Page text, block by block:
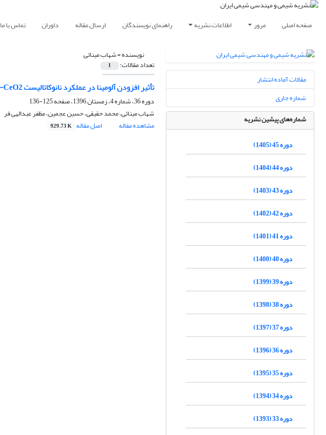
صفحه اصلی مرور اطلاعات نشریه راهنمای نویسندگان ارسال مقاله داوران تماس با ما
نویسنده =شهاب مینائی
تعداد مقالات: 1
تأثیر افزودن آلومینا در عملکرد نانوکاتالیست CuO-ZnO-CeO2 برای استفاده در ریفورمینگ متانول در حضور بخار آب
دوره 36، شماره 4، زمستان 1396، صفحه
125-136
شهاب مینائی، محمد حقیقی، حسین عجمین، مظفر عبدالهی فر
مشاهده مقاله
اصل مقاله 929.73 K
مقالات آماده انتشار
شماره جاری
شماره‌های پیشین نشریه
دوره 45 (1405)
دوره 44 (1404)
دوره 43 (1403)
دوره 42 (1402)
دوره 41 (1401)
دوره 40 (1400)
دوره 39 (1399)
دوره 38 (1398)
دوره 37 (1397)
دوره 36 (1396)
دوره 35 (1395)
دوره 34 (1394)
دوره 33 (1393)